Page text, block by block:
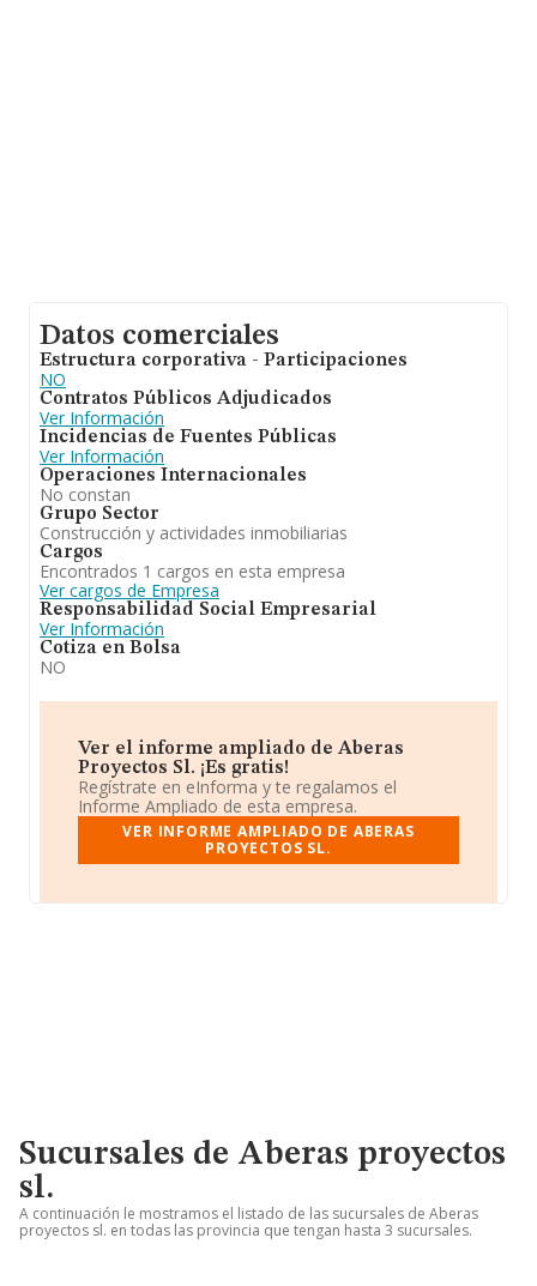
Datos comerciales
Estructura corporativa - Participaciones
NO
Contratos Públicos Adjudicados
Ver Información
Incidencias de Fuentes Públicas
Ver Información
Operaciones Internacionales
No constan
Grupo Sector
Construcción y actividades inmobiliarias
Cargos
Encontrados 1 cargos en esta empresa
Ver cargos de Empresa
Responsabilidad Social Empresarial
Ver Información
Cotiza en Bolsa
NO
Ver el informe ampliado de Aberas
Proyectos Sl. ¡Es gratis!
Regístrate en eInforma y te regalamos el
Informe Ampliado de esta empresa.
VER INFORME AMPLIADO DE ABERAS
PROYECTOS SL.
Sucursales de Aberas proyectos
sl.
A continuación le mostramos el listado de las sucursales de Aberas
proyectos sl. en todas las provincia que tengan hasta 3 sucursales.